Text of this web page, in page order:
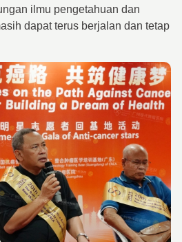
ilmu pengetahuan dan
dapat terus berjalan dan tetap